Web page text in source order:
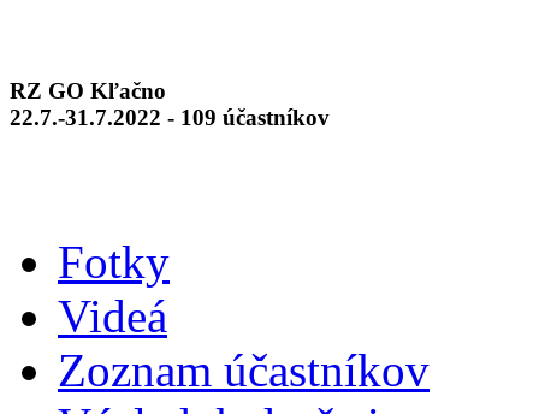
RZ GO Kľačno
22.7.-31.7.2022 - 109 účastníkov
Fotky
Videá
Zoznam účastníkov